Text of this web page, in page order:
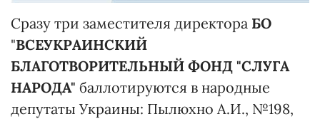
Сразу три заместителя директора БО
"ВСЕУКРАИНСКИЙ
БЛАГОТВОРИТЕЛЬНЫЙ ФОНД "СЛУГА
НАРОДА" баллотируются в народные
депутаты Украины: Пылюхно А.И., №198,